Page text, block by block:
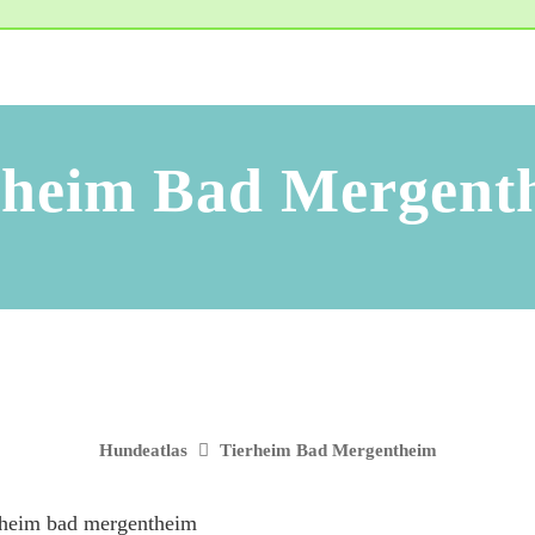
Bad
Hundeatlas Tierheim Bad Mergentheim